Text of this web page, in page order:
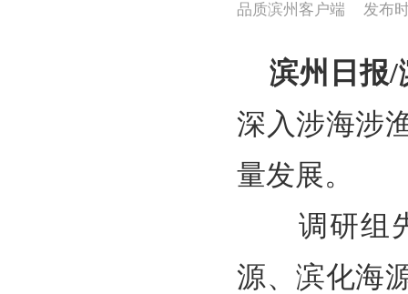
品质滨州客户端 发布
滨州日报
深入涉海涉
量发展。
调研组先
源、滨化海